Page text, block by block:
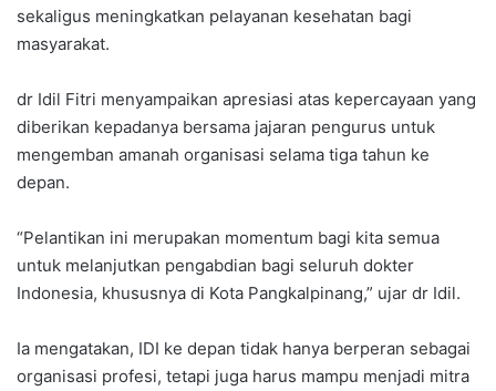
sekaligus meningkatkan pelayanan kesehatan bagi
masyarakat.
dr Idil Fitri menyampaikan apresiasi atas kepercayaan yang
diberikan kepadanya bersama jajaran pengurus untuk
mengemban amanah organisasi selama tiga tahun ke
depan.
“Pelantikan ini merupakan momentum bagi kita semua
untuk melanjutkan pengabdian bagi seluruh dokter
Indonesia, khususnya di Kota Pangkalpinang,” ujar dr Idil.
Ia mengatakan, IDI ke depan tidak hanya berperan sebagai
organisasi profesi, tetapi juga harus mampu menjadi mitra